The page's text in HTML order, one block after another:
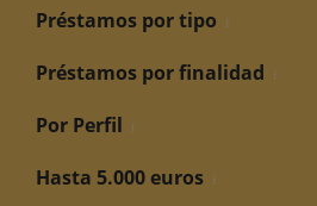
Préstamos por tipo
Préstamos por finalidad
Por Perfil
Hasta 5.000 euros